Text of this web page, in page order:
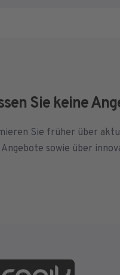
Sie keine
Sie früher über
sowie über